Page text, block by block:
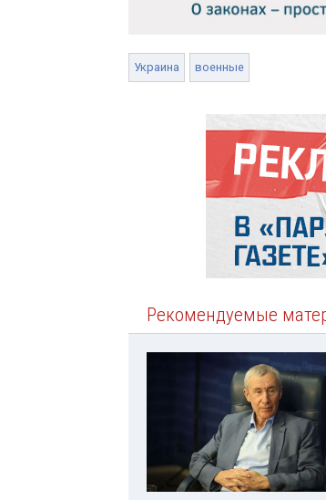
Украина военные
Рекомендуемые